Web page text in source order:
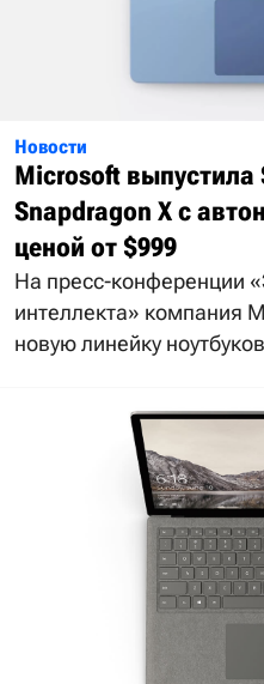
Новости
Microsoft выпустила
Snapdragon X с
ценой от $999
На пресс-конференции
интеллекта» компания
новую линейку